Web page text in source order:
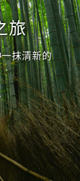
旅
抹清新的
感受極致